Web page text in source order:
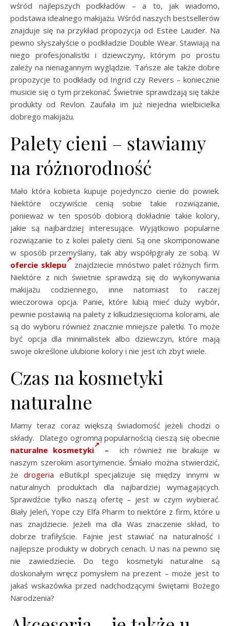
wśród najlepszych podkładów – a to, jak wiadomo,
podstawa idealnego makijażu. Wśród naszych bestsellerów
znajduje się na przykład propozycja od Estee Lauder. Na
pewno słyszałyście o podkładzie Double Wear. Stawiają na
niego profesjonalistki i dziewczyny, którym po prostu
zależy na nienagannym wyglądzie. Tańsze ale także dobre
propozycje to podkłady od Ingrid czy Revers – koniecznie
musicie się o tym przekonać. Świetnie sprawdzają się także
produkty od Revlon. Zaufała im już niejedna wielbicielka
dobrego makijażu.
Palety cieni – stawiamy
na różnorodność
Mało która kobieta kupuje pojedynczo cienie do powiek.
Niektóre oczywiście cenią sobie takie rozwiązanie,
ponieważ w ten sposób dobiorą dokładnie takie kolory,
jakie są najbardziej interesujące. Wyjątkowo popularne
rozwiązanie to z kolei palety cieni. Są one skomponowane
w sposób przemyślany, tak aby współpgrały ze sobą. W
ofercie sklepu
znajdziecie mnóstwo palet różnych firm.
Niektóre z nich świetnie sprawdzą się do wykonywania
makijażu codziennego, inne natomiast to raczej
wieczorowa opcja. Panie, które lubią mieć duży wybór,
pewnie postawią na palety z kilkudziesięcioma kolorami, ale
są do wyboru również znacznie mniejsze paletki. To może
być opcja dla minimalistek albo dziewczyn, które mają
swoje określone ulubione kolory i nie jest ich zbyt wiele.
Czas na kosmetyki
naturalne
Mamy teraz coraz większą świadomość jeżeli chodzi o
składy. Dlatego ogromną popularnością cieszą się obecnie
naturalne kosmetyki
–
ich również nie brakuje w
naszym szerokim asortymencie. Śmiało można stwierdzić,
żedrogeria eButik.pl specjalizuje się między innymi w
naturalnych produktach dla najbardziej wymagających.
Sprawdźcie tylko naszą ofertę – jest w czym wybierać.
Biały Jeleń, Yope czy Elfa Pharm to niektóre z firm, które u
nas znajdziecie. Jeżeli ma dla Was znaczenie skład, to
dobrze trafiłyście. Fajnie jest stawiać na naturalność i
najlepsze produkty w dobrych cenach. U nas na pewno się
nie zawiedziecie. Do tego kosmetyki naturalne są
doskonałym wręcz pomysłem na prezent – może jest to
jakaś wskazówka przed nadchodzącymi świętami Bożego
Narodzenia?